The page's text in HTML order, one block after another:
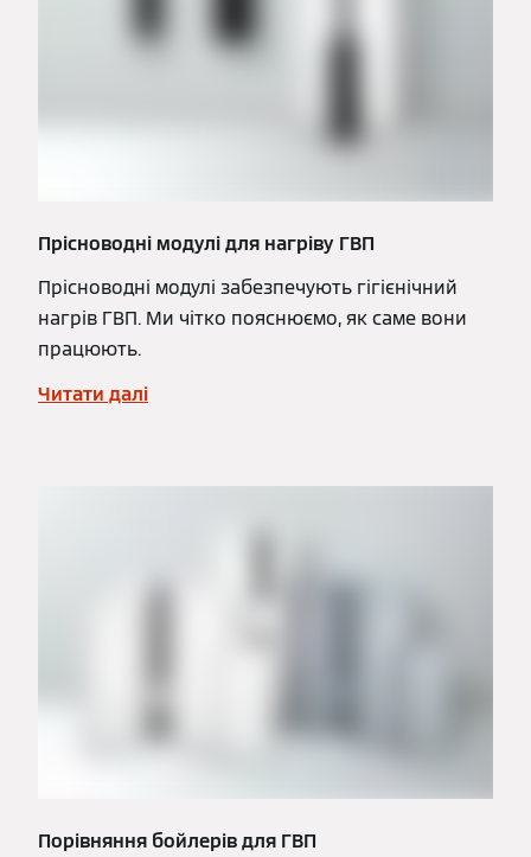
Прісноводні модулі для нагріву ГВП
Прісноводні модулі забезпечують гігієнічний
нагрів ГВП. Ми чітко пояснюємо, як саме вони
працюють.
Читати далі
Порівняння бойлерів для ГВП